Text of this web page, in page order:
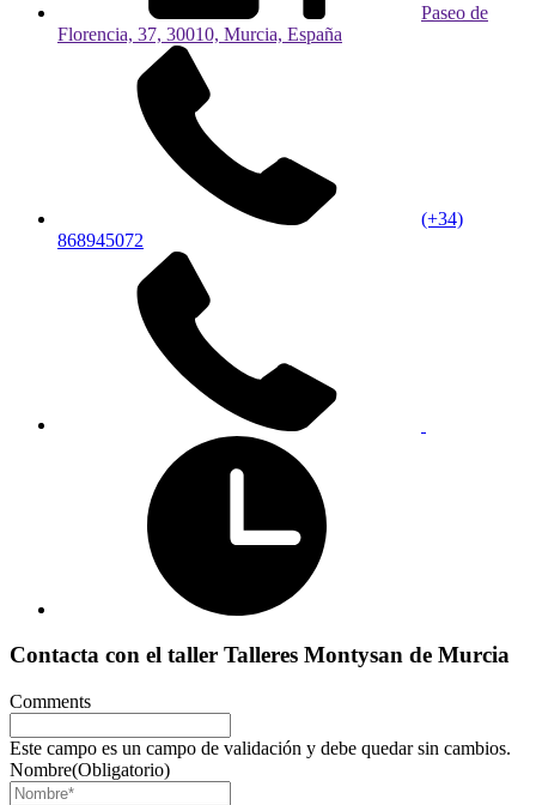
Paseo de
Florencia, 37, 30010, Murcia, España
(+34)
868945072
Contacta con el taller Talleres Montysan de Murcia
Comments
Este campo es un campo de validación y debe quedar sin cambios.
Nombre(Obligatorio)